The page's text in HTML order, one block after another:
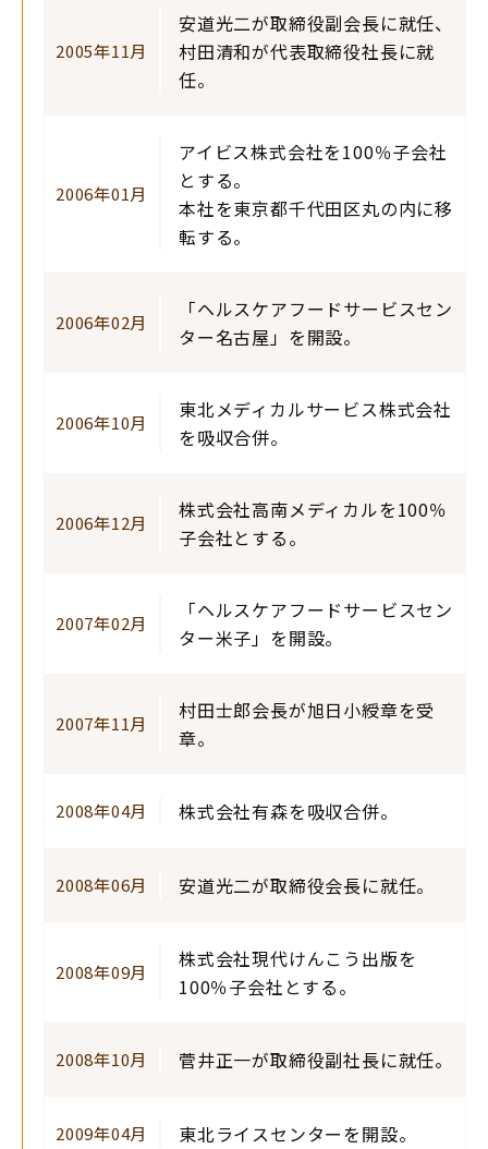
2005年11月
安道光二が取締役副会長に就任、
村田清和が代表取締役社長に就
任。
2006年01月
アイビス株式会社を100％子会社
とする。
本社を東京都千代田区丸の内に移
転する。
2006年02月
「ヘルスケアフードサービスセン
ター名古屋」を開設。
2006年10月
東北メディカルサービス株式会社
を吸収合併。
2006年12月
株式会社高南メディカルを100％
子会社とする。
2007年02月
「ヘルスケアフードサービスセン
ター米子」を開設。
2007年11月
村田士郎会長が旭日小綬章を受
章。
2008年04月 株式会社有森を吸収合併。
2008年06月 安道光二が取締役会長に就任。
2008年09月
株式会社現代けんこう出版を
100％子会社とする。
2008年10月 菅井正一が取締役副社長に就任。
2009年04月 東北ライスセンターを開設。